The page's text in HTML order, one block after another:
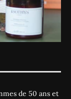
de 50 ans et